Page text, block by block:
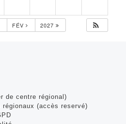
FÉV 2027
de centre régional)
(accès reservé)